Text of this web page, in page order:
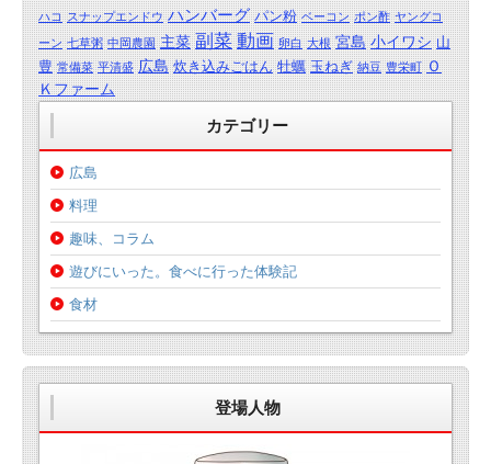
ハコ スナップエンドウ ハンバーグ パン粉 ベーコン ポン酢 ヤングコ
ーン 七草粥 中岡農園 主菜 副菜 動画 卵白 大根 宮島 小イワシ 山
豊 常備菜 平清盛 広島 炊き込みごはん 牡蠣 玉ねぎ 納豆 豊栄町 Ｏ
Ｋファーム
カテゴリー
広島
料理
趣味、コラム
遊びにいった。食べに行った体験記
食材
登場人物